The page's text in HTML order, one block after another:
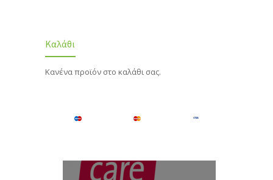
Καλάθι
Κανένα προϊόν στο καλάθι σας.